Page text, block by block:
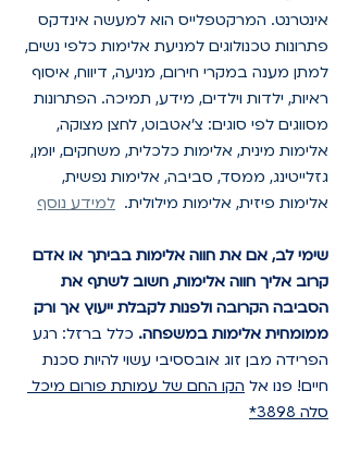
אינטרנט. המרקטפלייס הוא למעשה אינדקס
פתרונות טכנולוגים למניעת אלימות כלפי נשים,
למתן מענה במקרי חירום, מניעה, דיווח, איסוף
ראיות, ילדות וילדים, מידע, תמיכה. הפתרונות
מסווגים לפי סוגים: צ'אטבוט, לחצן מצוקה,
אלימות מינית, אלימות כלכלית, משחקים, יומן,
גזלייטינג, ממסד, סביבה, אלימות נפשית,
אלימות פיזית, אלימות מילולית. למידע נוסף
שימי לב, אם את חווה אלימות בביתך או אדם
קרוב אליך חווה אלימות, חשוב לשתף את
הסביבה הקרובה ולפנות לקבלת ייעוץ אך ורק
ממומחית אלימות במשפחה. כלל ברזל: רגע
הפרידה מבן זוג אובססיבי עשוי להיות סכנת
חיים! פנו אל הקו החם של עמותת פורום מיכל
סלה 3898*